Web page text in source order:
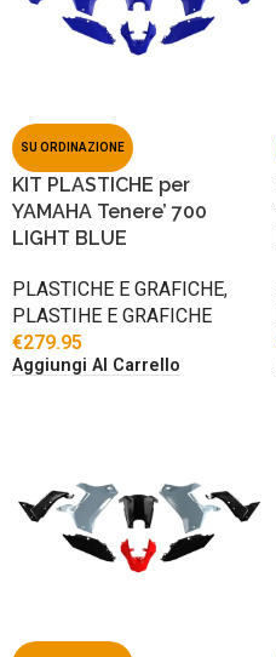
SU ORDINAZIONE
KIT PLASTICHE per
YAMAHA Tenere’ 700
LIGHT BLUE
PLASTICHE E GRAFICHE,
PLASTIHE E GRAFICHE
€279.95
Aggiungi Al Carrello